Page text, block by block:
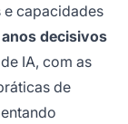
capacidades
decisivos
IA, com as
de